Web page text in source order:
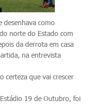
desenhava como
norte do Estado com
da derrota em casa
na entrevista
certeza que vai crescer
19 de Outubro, foi